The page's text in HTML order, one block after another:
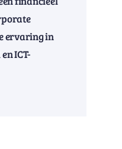
ervaring in
ICT-